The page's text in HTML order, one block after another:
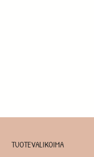
TUOTEVALIKOIMA